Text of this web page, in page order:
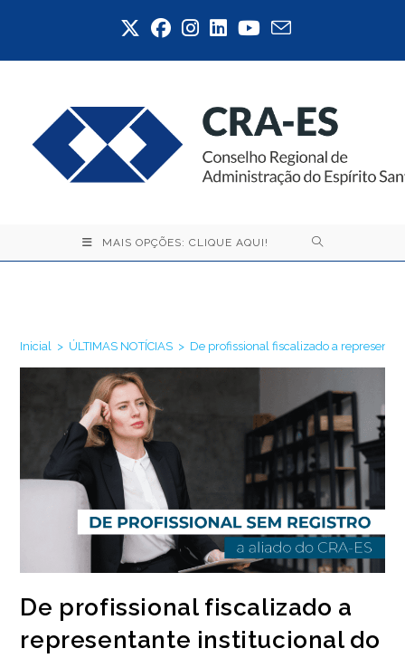
MAIS OPÇÕES: CLIQUE AQUI!
Inicial > ÚLTIMAS NOTÍCIAS > De profissional fiscalizado a
De profissional fiscalizado a
representante institucional do